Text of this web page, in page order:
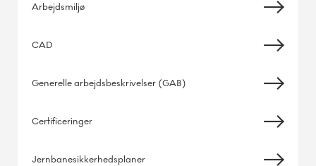
Arbejdsmiljø
CAD
Generelle arbejdsbeskrivelser (GAB)
Certificeringer
Jernbanesikkerhedsplaner